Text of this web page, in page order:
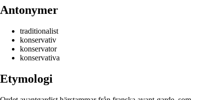
Antonymer
traditionalist
konservativ
konservator
konservativa
Etymologi